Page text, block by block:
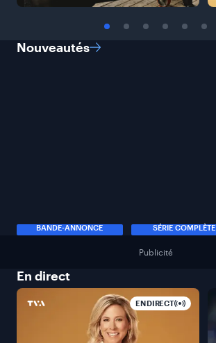
Nouveautés
BANDE-ANNONCE SÉRIE COMPLÈTE
Publicité
En direct
EN DIRECT